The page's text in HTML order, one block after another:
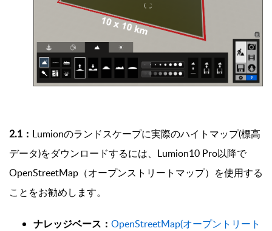
2.1： Lumionのランドスケープに実際のハイトマップ(標高
データ)をダウンロードするには、Lumion10 Pro以降で
OpenStreetMap（オープンストリートマップ）を使用する
ことをお勧めします。
ナレッジベース： OpenStreetMap(オープントリート